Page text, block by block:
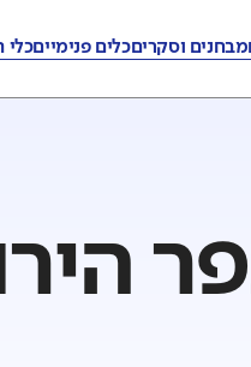
מבחנים וסקריםכלים פנימייםכלי